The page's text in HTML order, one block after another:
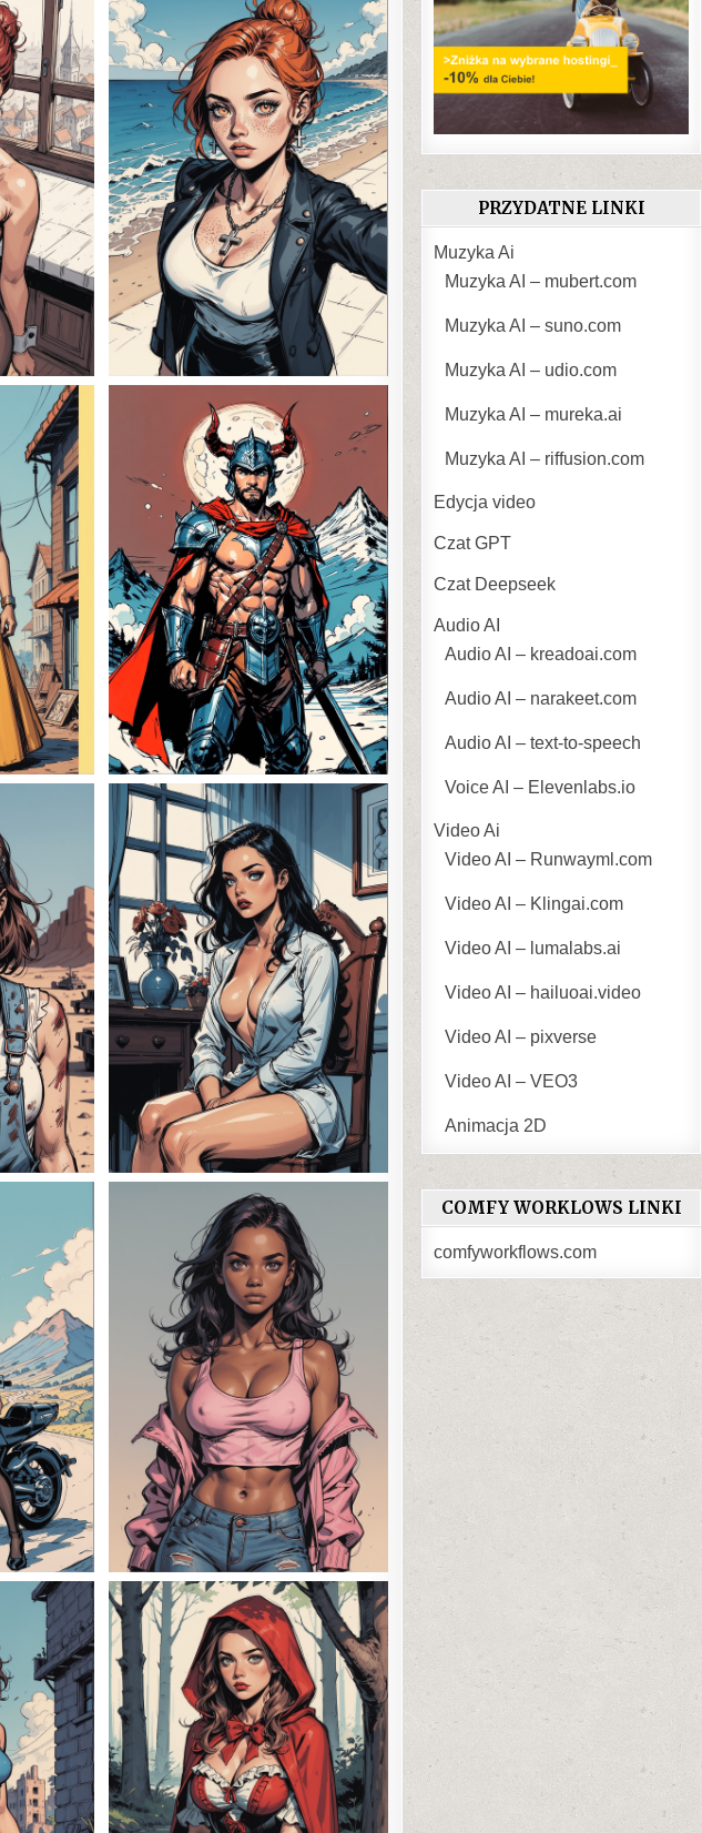
PRZYDATNE LINKI
Muzyka Ai
Muzyka AI – mubert.com
Muzyka AI – suno.com
Muzyka AI – udio.com
Muzyka AI – mureka.ai
Muzyka AI – riffusion.com
Edycja video
Czat GPT
Czat Deepseek
Audio AI
Audio AI – kreadoai.com
Audio AI – narakeet.com
Audio AI – text-to-speech
Voice AI – Elevenlabs.io
Video Ai
Video AI – Runwayml.com
Video AI – Klingai.com
Video AI – lumalabs.ai
Video AI – hailuoai.video
Video AI – pixverse
Video AI – VEO3
Animacja 2D
COMFY WORKLOWS LINKI
comfyworkflows.com